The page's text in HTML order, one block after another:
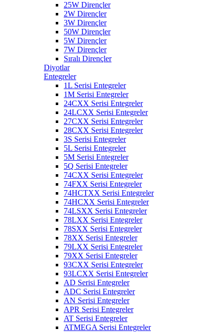
25W Dirençler
2W Dirençler
3W Dirençler
50W Dirençler
5W Dirençler
7W Dirençler
Sıralı Dirençler
Diyotlar
Entegreler
1L Serisi Entegreler
1M Serisi Entegreler
24CXX Serisi Entegreler
24LCXX Serisi Entegreler
27CXX Serisi Entegreler
28CXX Serisi Entegreler
3S Serisi Entegreler
5L Serisi Entegreler
5M Serisi Entegreler
5Q Serisi Entegreler
74CXX Serisi Entegreler
74FXX Serisi Entegreler
74HCTXX Serisi Entegreler
74HCXX Serisi Entegreler
74LSXX Serisi Entegreler
78LXX Serisi Entegreler
78SXX Serisi Entegreler
78XX Serisi Entegreler
79LXX Serisi Entegreler
79XX Serisi Entegreler
93CXX Serisi Entegreler
93LCXX Serisi Entegreler
AD Serisi Entegreler
ADC Serisi Entegreler
AN Serisi Entegreler
APR Serisi Entegreler
AT Serisi Entegreler
ATMEGA Serisi Entegreler